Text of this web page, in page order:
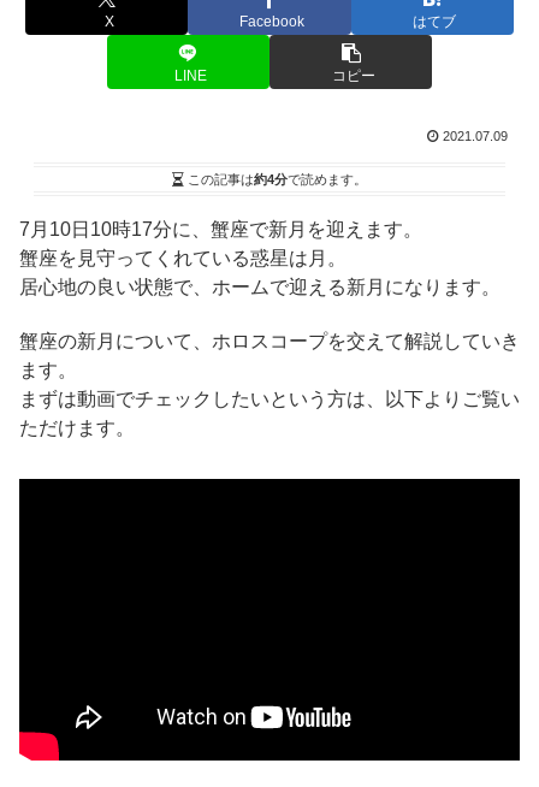
X Facebook はてブ
LINE コピー
2021.07.09
この記事は約4分で読めます。
7月10日10時17分に、蟹座で新月を迎えます。
蟹座を見守ってくれている惑星は月。
居心地の良い状態で、ホームで迎える新月になります。
蟹座の新月について、ホロスコープを交えて解説していき
ます。
まずは動画でチェックしたいという方は、以下よりご覧い
ただけます。